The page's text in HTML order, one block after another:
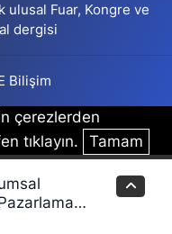
ulusal Fuar, Kongre ve
dergisi
Bilişim
çerezlerden
tıklayın.
Tamam